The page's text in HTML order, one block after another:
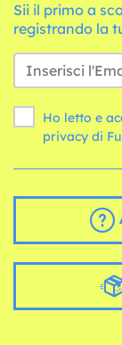
Sii il primo a
registrando la
Ho letto e
privacy di